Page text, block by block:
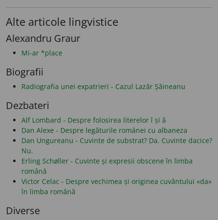
Alte articole lingvistice
Alexandru Graur
Mi-ar *place
Biografii
Radiografia unei expatrieri - Cazul Lazăr Șăineanu
Dezbateri
Alf Lombard - Despre folosirea literelor î și â
Dan Alexe - Despre legăturile românei cu albaneza
Dan Ungureanu - Cuvinte de substrat? Da. Cuvinte dacice?
Nu.
Erling Schøller - Cuvinte și expresii obscene în limba
română
Victor Celac - Despre vechimea și originea cuvântului «da»
în limba română
Diverse